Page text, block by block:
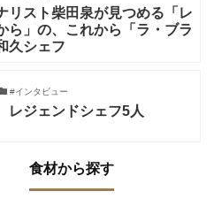
リスト柴田泉が見つめる「レ
ら」の、これから「ラ・ブラ
久シェフ
#インタビュー
ジェンドシェフ5人
食材から探す